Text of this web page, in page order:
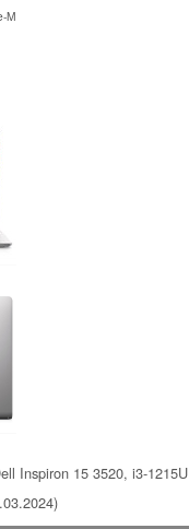
M
Inspiron 15 3520, i3-1215U